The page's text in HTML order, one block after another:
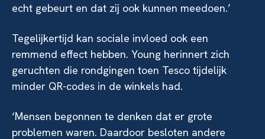
echt gebeurt en dat zij ook kunnen meedoen.’
Tegelijkertijd kan sociale invloed ook een
remmend effect hebben. Young herinnert zich
geruchten die rondgingen toen Tesco tijdelijk
minder QR-codes in de winkels had.
‘Mensen begonnen te denken dat er grote
problemen waren. Daardoor besloten andere